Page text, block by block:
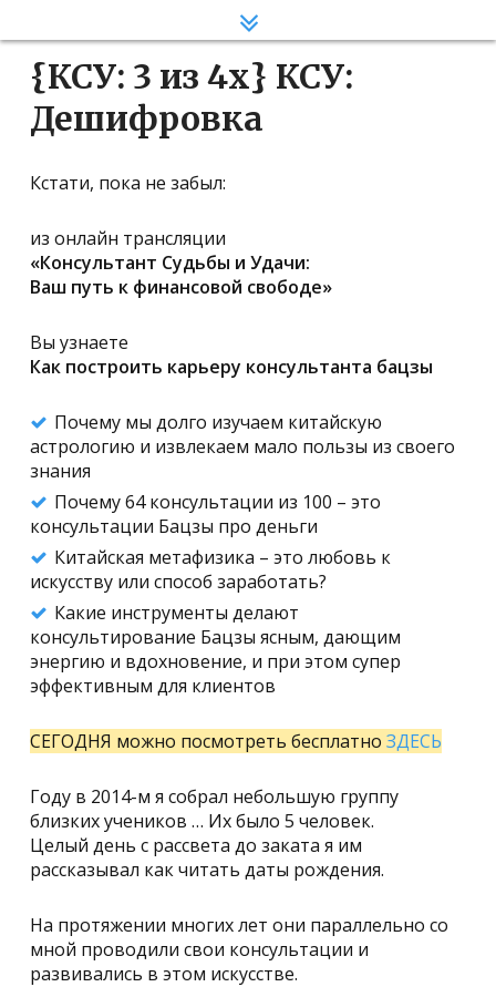
{КСУ: 3 из 4х} КСУ:
Дешифровка
Кстати, пока не забыл:
из онлайн трансляции
«Консультант Судьбы и Удачи:
Ваш путь к финансовой свободе»
Вы узнаете
Как построить карьеру консультанта бацзы
Почему мы долго изучаем китайскую
астрологию и извлекаем мало пользы из своего
знания
Почему 64 консультации из 100 – это
консультации Бацзы про деньги
Китайская метафизика – это любовь к
искусству или способ заработать?
Какие инструменты делают
консультирование Бацзы ясным, дающим
энергию и вдохновение, и при этом супер
эффективным для клиентов
СЕГОДНЯ можно посмотреть бесплатно ЗДЕСЬ
Году в 2014-м я собрал небольшую группу
близких учеников … Их было 5 человек.
Целый день с рассвета до заката я им
рассказывал как читать даты рождения.
На протяжении многих лет они параллельно со
мной проводили свои консультации и
развивались в этом искусстве.
Статья 1
Статья 2
Статья 3